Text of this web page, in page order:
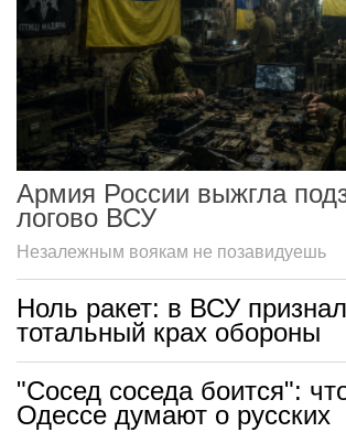
Армия России выжгла
логово ВСУ
Незалежным воякам не позавидуешь
Ноль ракет: в ВСУ
тотальный крах обороны
"Сосед соседа боится":
Одессе думают о русских